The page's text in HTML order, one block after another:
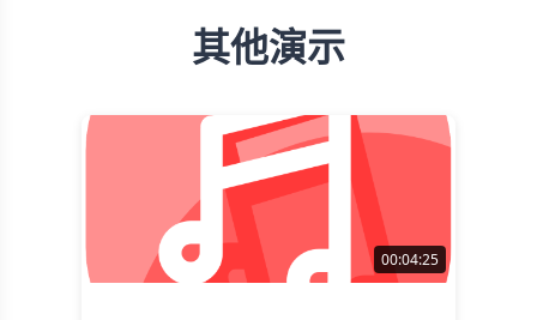
其他演示
00:04:25